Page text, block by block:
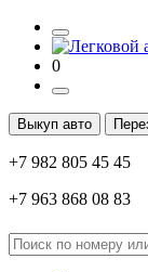
0
Выкуп авто
+7 982 805 45 45
+7 963 868 08 83